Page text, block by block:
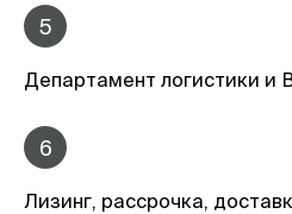
5
Департамент логистики и
6
Лизинг, рассрочка,